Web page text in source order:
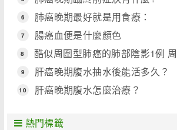
6 肺癌晚期最好就是用食療：
7 腸癌血便是什麼顏色
8
酷似周圍型肺癌的肺部陰影1例
狀
9 肝癌晚期腹水抽水後能活多久？
10 肝癌晚期腹水怎麼治療？
熱門標籤